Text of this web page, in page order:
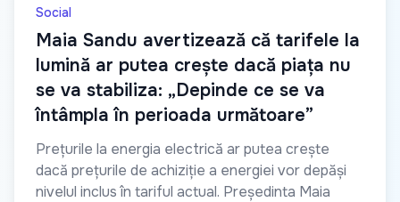
Social
Maia Sandu avertizează că tarifele la
lumină ar putea crește dacă piața nu
se va stabiliza: „Depinde ce se va
întâmpla în perioada următoare”
Prețurile la energia electrică ar putea crește
dacă prețurile de achiziție a energiei vor depăși
nivelul inclus în tariful actual. Președinta Maia